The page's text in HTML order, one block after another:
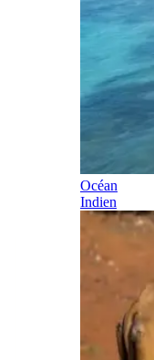
Océan
Indien